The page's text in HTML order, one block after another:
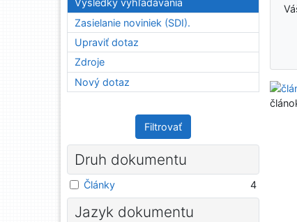
Výsledky vyhľadávania
Zasielanie noviniek (SDI).
Upraviť dotaz
Zdroje
Nový dotaz
Filtrovať
Druh dokumentu
Články 4
Jazyk dokumentu